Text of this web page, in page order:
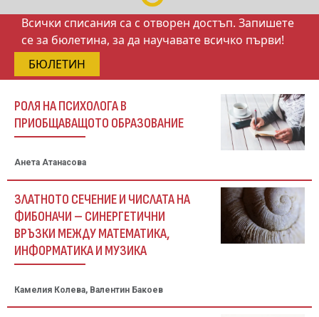
Всички списания са с отворен достъп. Запишете
се за бюлетина, за да научавате всичко първи!
БЮЛЕТИН
РОЛЯ НА ПСИХОЛОГА В
ПРИОБЩАВАЩОТО ОБРАЗОВАНИЕ
Анета Атанасова
ЗЛАТНОТО СЕЧЕНИЕ И ЧИСЛАТА НА
ФИБОНАЧИ – СИНЕРГЕТИЧНИ
ВРЪЗКИ МЕЖДУ МАТЕМАТИКА,
ИНФОРМАТИКА И МУЗИКА
Камелия Колева, Валентин Бакоев